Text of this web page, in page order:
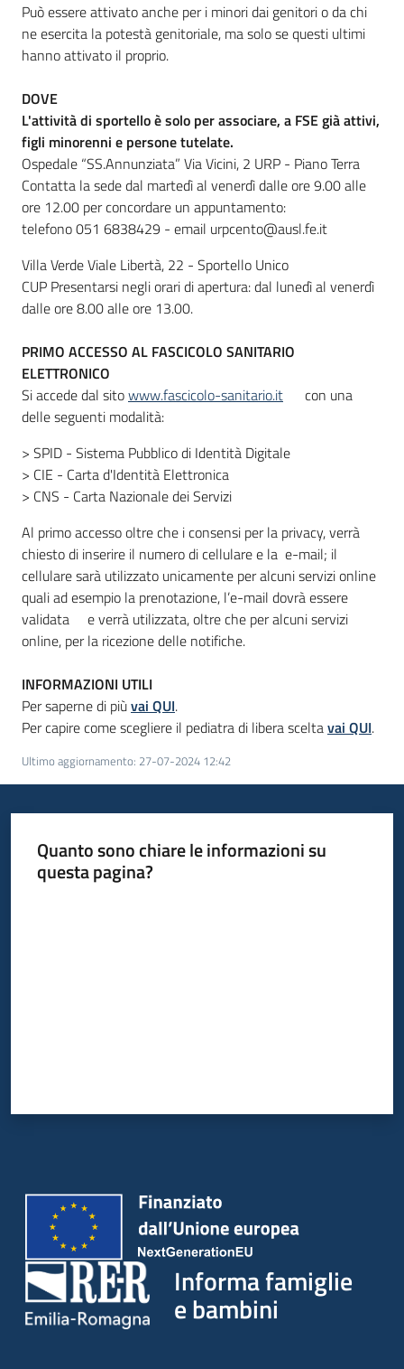
Può essere attivato anche per i minori dai genitori o da chi
ne esercita la potestà genitoriale, ma solo se questi ultimi
hanno attivato il proprio.
DOVE
L'attività di sportello è solo per associare, a FSE già attivi,
figli minorenni e persone tutelate.
Ospedale “SS.Annunziata” Via Vicini, 2 URP - Piano Terra
Contatta la sede dal martedì al venerdì dalle ore 9.00 alle
ore 12.00 per concordare un appuntamento:
telefono 051 6838429 - email urpcento@ausl.fe.it
Villa Verde Viale Libertà, 22 - Sportello Unico
CUP Presentarsi negli orari di apertura: dal lunedì al venerdì
dalle ore 8.00 alle ore 13.00.
PRIMO ACCESSO AL FASCICOLO SANITARIO
ELETTRONICO
Si accede dal sitowww.fascicolo-sanitario.it
con una
delle seguenti modalità:
> SPID - Sistema Pubblico di Identità Digitale
> CIE - Carta d'Identità Elettronica
> CNS - Carta Nazionale dei Servizi
Al primo accesso oltre che i consensi per la privacy, verrà
chiesto di inserire il numero di cellulare e la e-mail; il
cellulare sarà utilizzato unicamente per alcuni servizi online
quali ad esempio la prenotazione, l’e-mail dovrà essere
validata
e verrà utilizzata, oltre che per alcuni servizi
online, per la ricezione delle notifiche.
INFORMAZIONI UTILI
Per saperne di piùvai QUI.
Per capire come scegliere il pediatra di libera sceltavai QUI.
Ultimo aggiornamento: 27-07-2024 12:42
Quanto sono chiare le informazioni su
questa pagina?
Informa famiglie
e bambini